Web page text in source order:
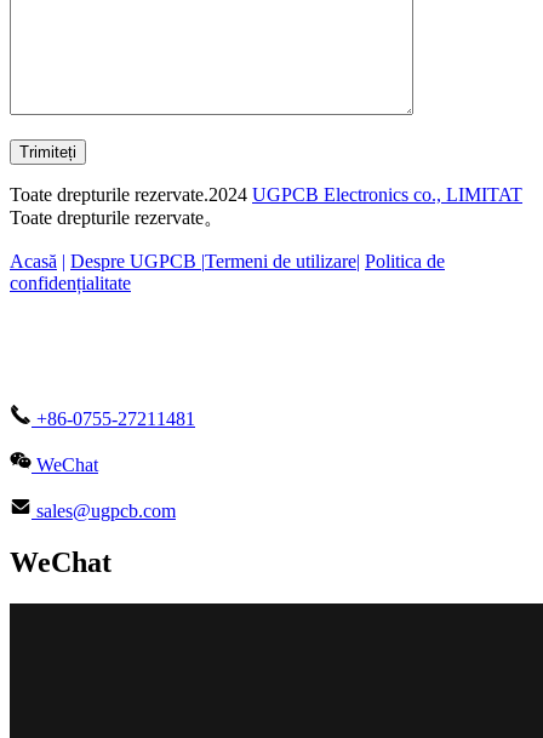
Trimiteți
Toate drepturile rezervate.2024 UGPCB Electronics co., LIMITAT
Toate drepturile rezervate。
Acasă | Despre UGPCB |Termeni de utilizare| Politica de
confidențialitate
+86-0755-27211481
WeChat
sales@ugpcb.com
WeChat